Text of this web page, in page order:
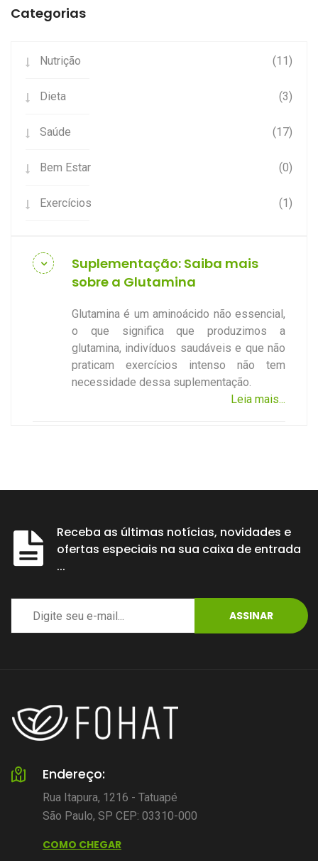
Categorias
Nutrição (11)
Dieta (3)
Saúde (17)
Bem Estar (0)
Exercícios (1)
Suplementação: Saiba mais
sobre a Glutamina
Glutamina é um aminoácido não essencial,
o que significa que produzimos a
glutamina, indivíduos saudáveis e que não
praticam exercícios intenso não tem
necessidade dessa suplementação.
Leia mais...
Receba as últimas notícias, novidades e
ofertas especiais na sua caixa de entrada
...
ASSINAR
Endereço:
Rua Itapura, 1216 - Tatuapé
São Paulo, SP CEP: 03310-000
COMO CHEGAR